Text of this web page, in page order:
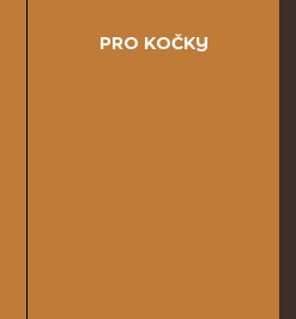
PRO KOČKY